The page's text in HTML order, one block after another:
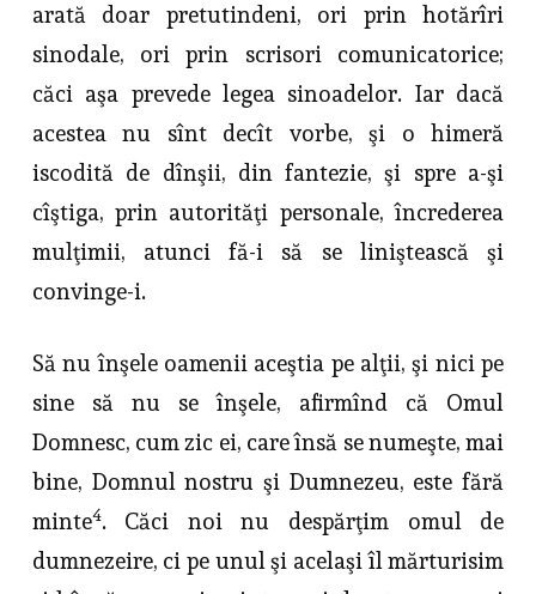
arată doar pretutindeni, ori prin hotărîri
sinodale, ori prin scrisori comunicatorice;
căci aşa prevede legea sinoadelor. Iar dacă
acestea nu sînt decît vorbe, şi o himeră
iscodită de dînşii, din fantezie, şi spre a-şi
cîştiga, prin autorităţi personale, încrederea
mulţimii, atunci fă-i să se liniştească şi
convinge-i.
Să nu înşele oamenii aceştia pe alţii, şi nici pe
sine să nu se înşele, afirmînd că Omul
Domnesc, cum zic ei, care însă se numeşte, mai
bine, Domnul nostru şi Dumnezeu, este fără
minte4. Căci noi nu despărţim omul de
dumnezeire, ci pe unul şi acelaşi îl mărturisim